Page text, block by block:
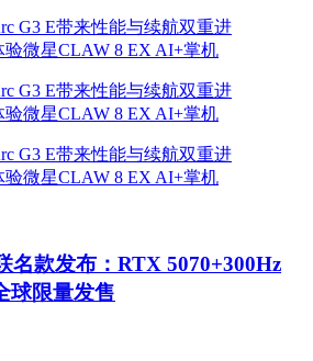
名款发布：RTX 5070+300Hz
球限量发售